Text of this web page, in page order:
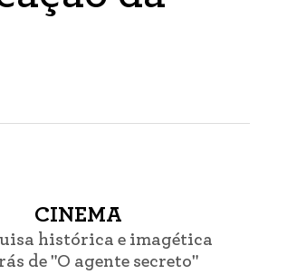
CINEMA
histórica e imagética
de "O agente secreto"